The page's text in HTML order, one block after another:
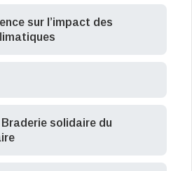
sur l’impact des
Braderie solidaire du